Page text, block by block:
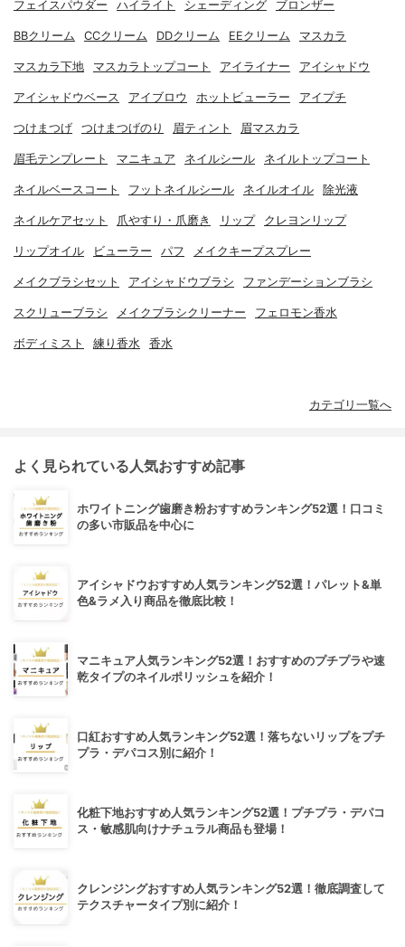
フェイスパウダー ハイライト シェーディング ブロンザー
BBクリーム CCクリーム DDクリーム EEクリーム マスカラ
マスカラ下地 マスカラトップコート アイライナー アイシャドウ
アイシャドウベース アイブロウ ホットビューラー アイプチ
つけまつげ つけまつげのり 眉ティント 眉マスカラ
眉毛テンプレート マニキュア ネイルシール ネイルトップコート
ネイルベースコート フットネイルシール ネイルオイル 除光液
ネイルケアセット 爪やすり・爪磨き リップ クレヨンリップ
リップオイル ビューラー パフ メイクキープスプレー
メイクブラシセット アイシャドウブラシ ファンデーションブラシ
スクリューブラシ メイクブラシクリーナー フェロモン香水
ボディミスト 練り香水 香水
カテゴリ一覧へ
よく見られている人気おすすめ記事
ホワイトニング歯磨き粉おすすめランキング52選！口コミ
の多い市販品を中心に
アイシャドウおすすめ人気ランキング52選！パレット&単
色&ラメ入り商品を徹底比較！
マニキュア人気ランキング52選！おすすめのプチプラや速
乾タイプのネイルポリッシュを紹介！
口紅おすすめ人気ランキング52選！落ちないリップをプチ
プラ・デパコス別に紹介！
化粧下地おすすめ人気ランキング52選！プチプラ・デパコ
ス・敏感肌向けナチュラル商品も登場！
クレンジングおすすめ人気ランキング52選！徹底調査して
テクスチャータイプ別に紹介！